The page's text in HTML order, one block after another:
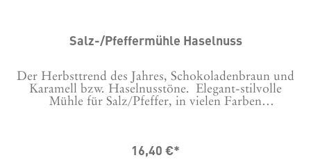
Salz-/Pfeffermühle Haselnuss
Der Herbsttrend des Jahres, Schokoladenbraun und
Karamell bzw. Haselnusstöne. Elegant-stilvolle
Mühle für Salz/Pfeffer, in vielen Farben
Langlebigkeit.Bitte auswählen, ob es eine Salz- oder
16,40 €*